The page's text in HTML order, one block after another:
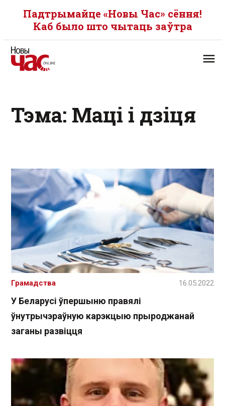
Падтрымайце «Новы Час» сёння!
Каб было што чытаць заўтра
Тэма: Маці і дзіця
У Беларусі ўпершыню правялі
ўнутрычэраўную карэкцыю прыроджанай
заганы развіцця
Грамадства 16.05.2022